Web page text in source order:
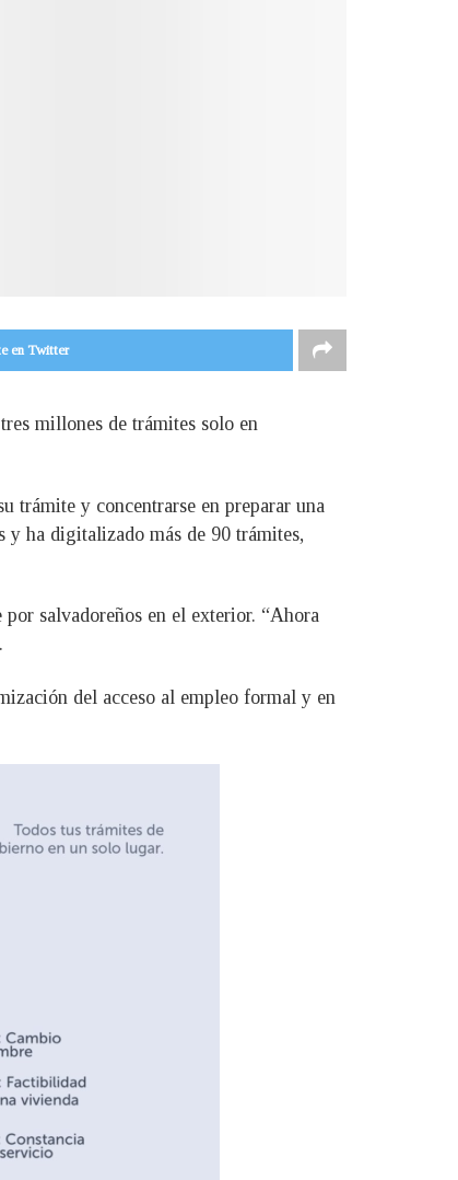
en Twitter
millones de trámites solo en
trámite y concentrarse en preparar una
y ha digitalizado más de 90 trámites,
salvadoreños en el exterior. “Ahora
del acceso al empleo formal y en